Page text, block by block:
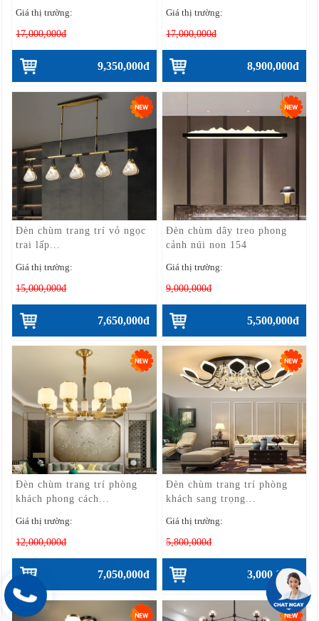
Giá thị trường:
17,000,000đ
9,350,000đ
Giá thị trường:
17,000,000đ
8,900,000đ
Đèn chùm trang trí vỏ ngọc
trai lấp...
Giá thị trường:
15,000,000đ
7,650,000đ
Đèn chùm dây treo phong
cảnh núi non 154
Giá thị trường:
9,000,000đ
5,500,000đ
Đèn chùm trang trí phòng
khách phong cách...
Giá thị trường:
12,000,000đ
7,050,000đ
Đèn chùm trang trí phòng
khách sang trọng...
Giá thị trường:
5,800,000đ
3,000,000đ